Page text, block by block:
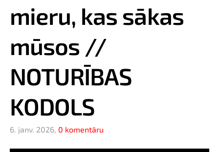
mieru, kas sākas
mūsos //
NOTURĪBAS
KODOLS
6. janv. 2026, 0 komentāru